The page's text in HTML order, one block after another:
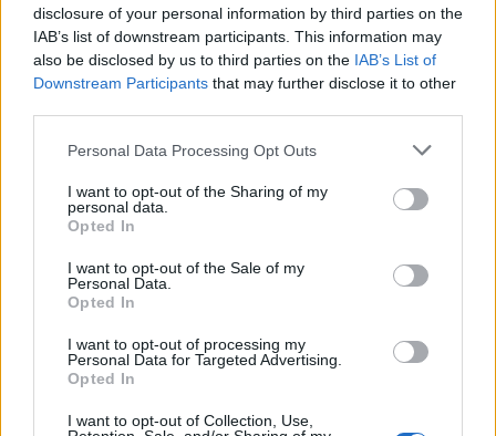
disclosure of your personal information by third parties on the
IAB’s list of downstream participants. This information may
also be disclosed by us to third parties on the IAB’s List of
Downstream Participants that may further disclose it to other
Please note that this website/app uses one or more Google
not limited to your visit or usage behaviour. You may click to
grant or deny consent to Google and its third-party tags to
use your data for below specified purposes in below Google
consent section.
Personal Data Processing Opt Outs
I want to opt-out of the Sharing of my
personal data.
Opted In
I want to opt-out of the Sale of my
Personal Data.
Opted In
I want to opt-out of processing my
Personal Data for Targeted Advertising.
Opted In
I want to opt-out of Collection, Use,
SUBSCRIBE